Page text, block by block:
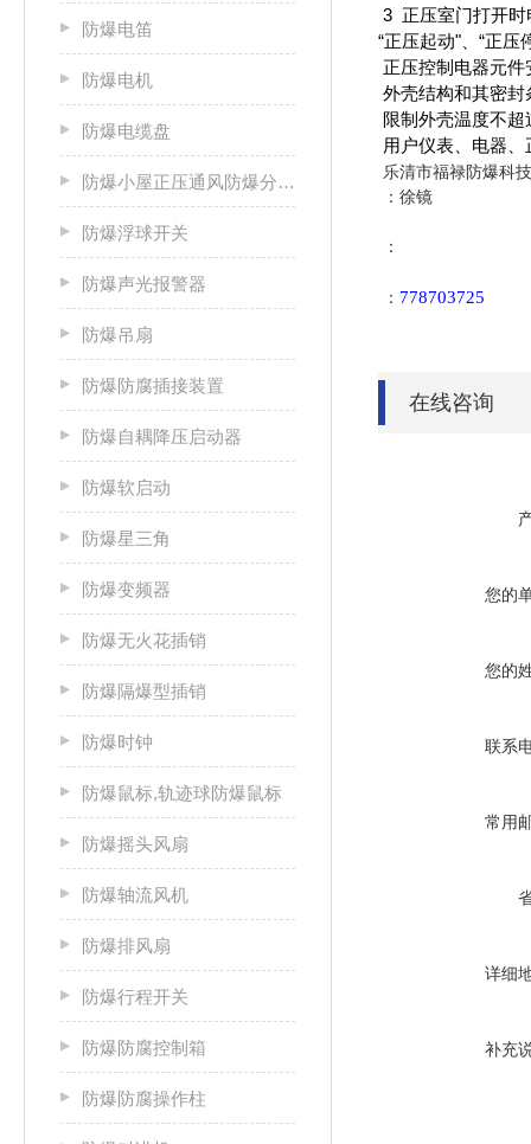
防爆电笛
防爆电机
防爆电缆盘
防爆小屋正压通风防爆分析小屋
防爆浮球开关
防爆声光报警器
防爆吊扇
防爆防腐插接装置
防爆自耦降压启动器
防爆软启动
防爆星三角
防爆变频器
防爆无火花插销
防爆隔爆型插销
防爆时钟
防爆鼠标,轨迹球防爆鼠标
防爆摇头风扇
防爆轴流风机
防爆排风扇
防爆行程开关
防爆防腐控制箱
防爆防腐操作柱
3 正压室门打开时
“正压起动"、“正
正压控制电器元
外壳结构和其密
限制外壳温度不
用户仪表、电器
乐清市福禄防爆科
：徐镜
：
： 778703725
在线咨询
您的
您的
联系
常用
详细
补充